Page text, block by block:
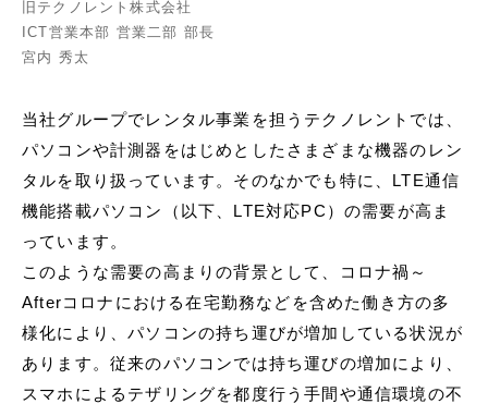
旧テクノレント株式会社
ICT営業本部 営業二部 部長
宮内 秀太
当社グループでレンタル事業を担うテクノレントでは、
パソコンや計測器をはじめとしたさまざまな機器のレン
タルを取り扱っています。そのなかでも特に、LTE通信
機能搭載パソコン（以下、LTE対応PC）の需要が高ま
っています。
このような需要の高まりの背景として、コロナ禍～
Afterコロナにおける在宅勤務などを含めた働き方の多
様化により、パソコンの持ち運びが増加している状況が
あります。従来のパソコンでは持ち運びの増加により、
スマホによるテザリングを都度行う手間や通信環境の不